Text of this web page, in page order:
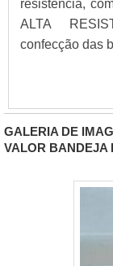
resistência,
ALTA
confecção das
GALERIA DE
VALOR BANDEJA